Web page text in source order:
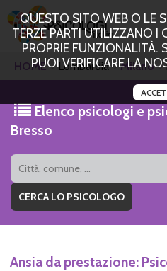
QUESTO SITO WEB O LE
TERZE PARTI UTILIZZANO I
PROPRIE FUNZIONALITÀ.
PUOI VERIFICARE LA
HOME Lombardia Milano
Elenco psicologi e
Bresso
Ansia da prestazione: